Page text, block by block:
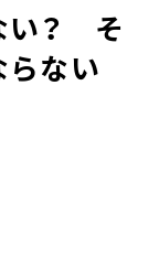
い？ そ
らない